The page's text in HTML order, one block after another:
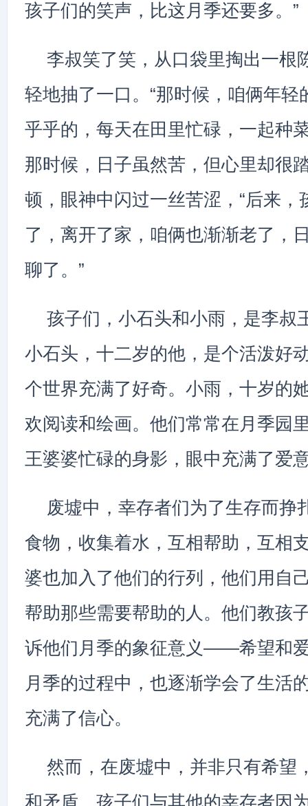
孩子们的笑声，比这月季还要多。”
李叔笑了笑，从口袋里掏出一根
轻地抽了一口。“那时候，咱俩年轻
乎乎的，每天在田里忙碌，一起种
那时候，日子虽然苦，但心里却很
顿，眼神中闪过一丝苦涩，“后来，
了，离开了家，咱俩也渐渐老了，
聊了。”
孩子们，小石头和小雨，是李叔
小石头，十二岁的他，是个活泼好
个世界充满了好奇。小雨，十岁的
欢阅读和绘画。他们常常在月季园
王婆婆忙碌的身影，眼中充满了爱
废墟中，幸存者们为了生存而挣
食物，收集着水，互相帮助，互相
婆也加入了他们的行列，他们用自
帮助那些需要帮助的人。他们教孩
诉他们月季的象征意义——希望和
月季的过程中，也逐渐学会了生活
充满了信心。
然而，在废墟中，并非只有希望
和矛盾。孩子们与其他的幸存者因